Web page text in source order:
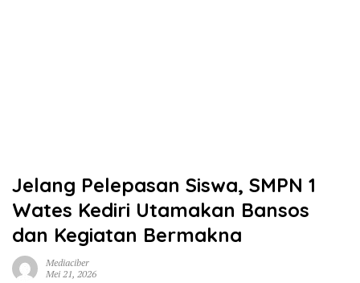
Jelang Pelepasan Siswa, SMPN 1
Wates Kediri Utamakan Bansos
dan Kegiatan Bermakna
Mediaciber
Mei 21, 2026